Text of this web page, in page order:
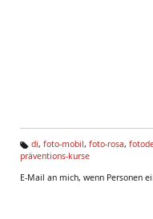
Ta
s:
di, foto-mobil, foto-rosa,
präventions-kurse
E-Mail an mich, wenn Personen